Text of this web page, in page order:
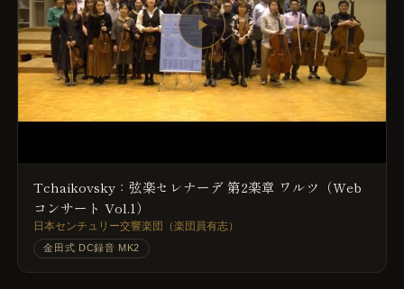
▶
Tchaikovsky：弦楽セレナーデ 第2楽章 ワルツ（Web
コンサート Vol.1）
日本センチュリー交響楽団（楽団員有志）
金田式 DC録音 MK2